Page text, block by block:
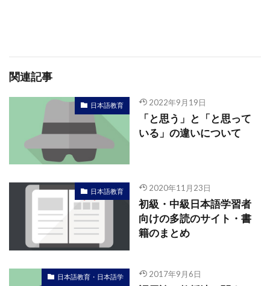
関連記事
日本語教育 2022年9月19日
「と思う」と「と思って
いる」の違いについて
日本語教育 2020年11月23日
初級・中級日本語学習者
向けの多読のサイト・書
籍のまとめ
日本語教育・日本語学 2017年9月6日